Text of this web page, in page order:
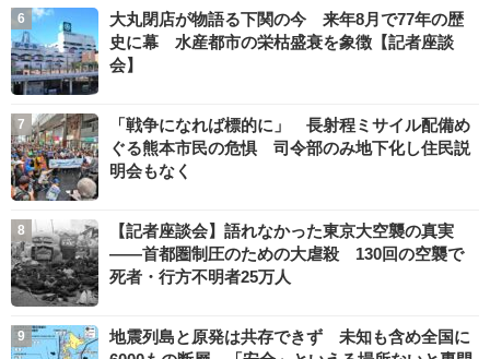
大丸閉店が物語る下関の今 来年8月で77年の歴
史に幕 水産都市の栄枯盛衰を象徴【記者座談
会】
「戦争になれば標的に」 長射程ミサイル配備め
ぐる熊本市民の危惧 司令部のみ地下化し住民説
明会もなく
【記者座談会】語れなかった東京大空襲の真実
――首都圏制圧のための大虐殺 130回の空襲で
死者・行方不明者25万人
地震列島と原発は共存できず 未知も含め全国に